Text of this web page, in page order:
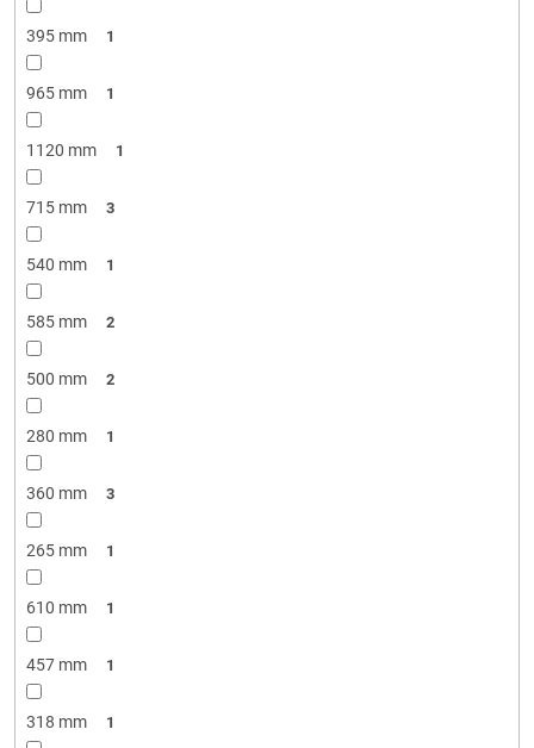
395 mm 1
965 mm 1
1120 mm 1
715 mm 3
540 mm 1
585 mm 2
500 mm 2
280 mm 1
360 mm 3
265 mm 1
610 mm 1
457 mm 1
318 mm 1